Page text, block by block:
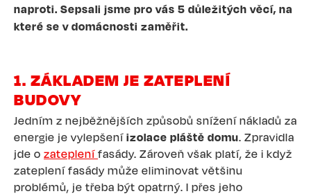
naproti. Sepsali jsme pro vás 5 důležitých věcí, na
které se v domácnosti zaměřit.
1. ZÁKLADEM JE ZATEPLENÍ
BUDOVY
Jedním z nejběžnějších způsobů snížení nákladů za
energie je vylepšení izolace pláště domu. Zpravidla
jde o zateplení fasády. Zároveň však platí, že i když
zateplení fasády může eliminovat většinu
problémů, je třeba být opatrný. I přes jeho